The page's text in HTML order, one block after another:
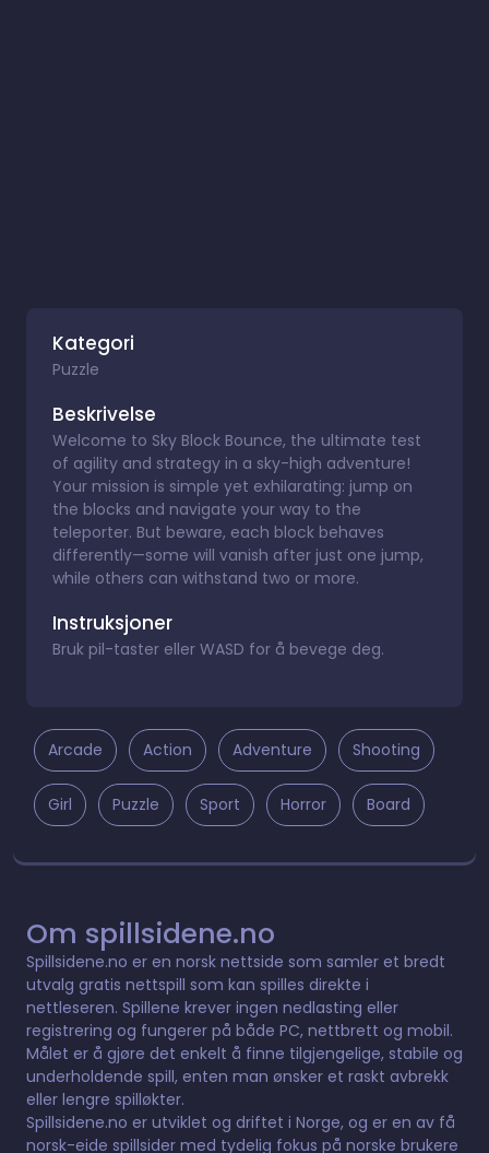
Kategori
Puzzle
Beskrivelse
Welcome to Sky Block Bounce, the ultimate test
of agility and strategy in a sky-high adventure!
Your mission is simple yet exhilarating: jump on
the blocks and navigate your way to the
teleporter. But beware, each block behaves
differently—some will vanish after just one jump,
while others can withstand two or more.
Instruksjoner
Bruk pil-taster eller WASD for å bevege deg.
Arcade Action Adventure Shooting
Girl Puzzle Sport Horror Board
Om spillsidene.no
Spillsidene.no er en norsk nettside som samler et bredt
utvalg gratis nettspill som kan spilles direkte i
nettleseren. Spillene krever ingen nedlasting eller
registrering og fungerer på både PC, nettbrett og mobil.
Målet er å gjøre det enkelt å finne tilgjengelige, stabile og
underholdende spill, enten man ønsker et raskt avbrekk
eller lengre spilløkter.
Spillsidene.no er utviklet og driftet i Norge, og er en av få
norsk-eide spillsider med tydelig fokus på norske brukere